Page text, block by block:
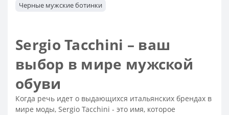
Черные мужские ботинки
Стильные мужские ботинки
Ботинки трекинговые мужские
Теплые мужские ботинки на зиму
Ботинки коричневые мужские
Ботинки мужские Осень-Зима
Sergio Tacchini – ваш
выбор в мире мужской
обуви
Когда речь идет о выдающихся итальянских брендах в
мире моды, Sergio Tacchini - это имя, которое